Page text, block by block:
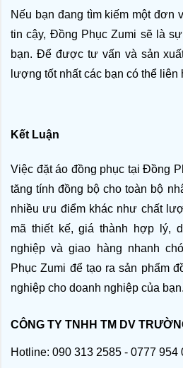
Nếu bạn đang tìm kiếm một đơn
tin cậy, Đồng Phục Zumi sẽ là
bạn. Để được tư vấn và sản
lượng tốt nhất các bạn có thể liên
Kết Luận
Việc đặt áo đồng phục tại Đồng
tăng tính đồng bộ cho toàn bộ
nhiều ưu điểm khác như chất
mã thiết kế, giá thành hợp lý,
nghiệp và giao hàng nhanh
Phục Zumi để tạo ra sản phẩm
nghiệp cho doanh nghiệp của bạn.
CÔNG TY TNHH TM DV
Hotline: 090 313 2585 - 0777 954